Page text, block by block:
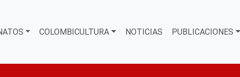
COLOMBICULTURA NOTICIAS PUBLICACIONES